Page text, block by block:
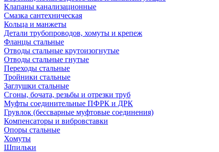
Клапаны канализационные
Смазка сантехническая
Кольца и манжеты
Детали трубопроводов, хомуты и крепеж
Фланцы стальные
Отводы стальные крутоизогнутые
Отводы стальные гнутые
Переходы стальные
Тройники стальные
Заглушки стальные
Сгоны, бочата, резьбы и отрезки труб
Муфты соединительные ПФРК и ДРК
Грувлок (бессварные муфтовые соединения)
Компенсаторы и вибровставки
Опоры стальные
Хомуты
Шпильки